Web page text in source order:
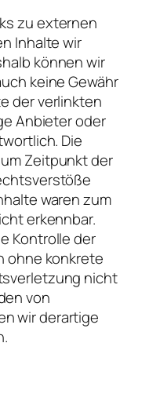
zu externen
Inhalte wir
können wir
keine Gewähr
der verlinkten
Anbieter oder
Die
Zeitpunkt der
waren zum
erkennbar.
Kontrolle der
ohne konkrete
nicht
von
wir derartige